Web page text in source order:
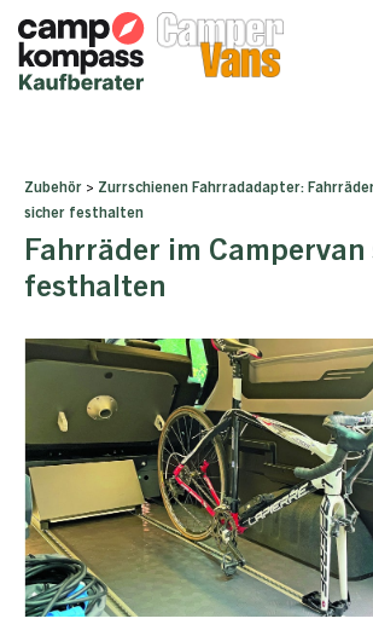
Zubehör > Zurrschienen Fahrradadapter:
sicher festhalten
Fahrräder im Campervan
festhalten